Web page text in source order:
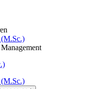
(M.Sc.)
(M.Sc.)